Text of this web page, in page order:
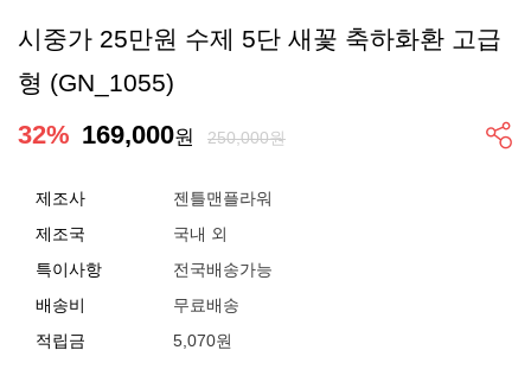
시중가 25만원 수제 5단 새꽃 축하화환 고급
형 (GN_1055)
32% 169,000원 250,000원
제조사
젠틀맨플라워
제조국
국내 외
특이사항
전국배송가능
배송비
무료배송
적립금
5,070원